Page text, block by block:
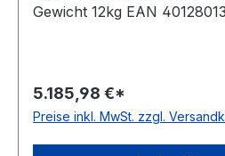
Gewicht 12kg EAN
5.185,98 €*
Preise inkl. MwSt. zzgl.